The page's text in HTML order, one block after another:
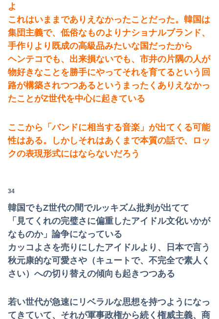
よ
これはいままでありえなかったことだった。韓国は
集団主義で、低俗なものよりナショナルブランド、
手作りより既成の高級品みたいな国だったから
ヘンテコでも、出来損ないでも、市井の片隅の人が
物好きなことを勝手にやってそれを育てるという回
路が構築されつつあるというまったくありえなかっ
たことがZ世代を中心に起きている
ここから「バンドに相当する音楽」が出てくる可能
性はある。しかしそれはあくまで本質の話で、ロッ
クの表現形式にはならないだろう
34
韓国でもZ世代の間でルッキズム批判が出てて
「見てくれの完璧さに偏重したアイドル文化いかが
なものか」論争になっている
カッコよさを売りにしたアイドルより、日本で言う
秋元康的な可愛さや（キュートで、不完全で素人く
さい）への切り替えの傾向も起きつつある
若い世代が急速にリベラルな思想を持つようになっ
てきていて、それが軍事政権から続く権威主義、商